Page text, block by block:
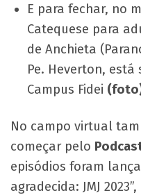
E para fechar, no
Catequese para
de Anchieta
Pe. Heverton,
Campus Fidei
No campo virtual
começar pelo
episódios foram
agradecida: JMJ